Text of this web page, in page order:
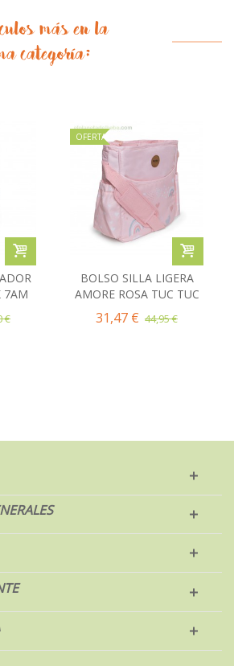
más en la
categoría:
7AM
€
OFERTA
BOLSO SILLA LIGERA
AMORE ROSA TUC TUC
31,47 € 44,95 €